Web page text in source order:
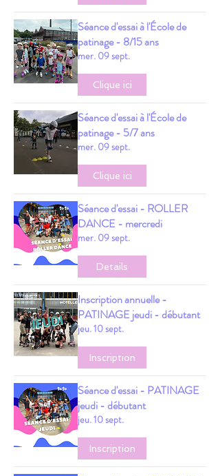
Séance d'essai à l'École de
patinage - 8/15 ans
mer. 09 sept.
Clique ici
Séance d'essai à l'École de
patinage - 5/7 ans
mer. 09 sept.
Clique ici
Séance d'essai - ROLLER
DANCE - mercredi
mer. 09 sept.
Details
Inscription annuelle -
PATINAGE jeudi - débutant
jeu. 10 sept.
Inscription
Séance d'essai - PATINAGE
jeudi - débutant
jeu. 10 sept.
Inscription